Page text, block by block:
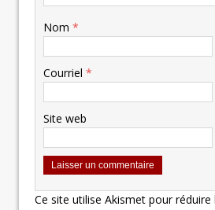
Nom *
Courriel *
Site web
Ce site utilise Akismet pour réduire